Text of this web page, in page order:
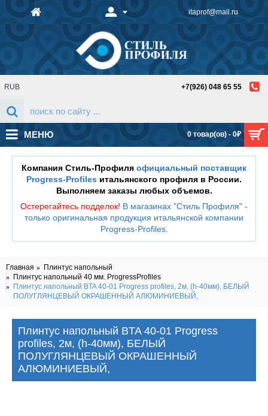
itaprof@mail.ru
0 товар(ов) - 0₽
RUB +7(926) 048 65 55
МЕНЮ
Компания Стиль-Профиля официальный поставщик
Progress-Profiles итальянского профиля в России.
Выполняем заказы любых объемов.
Остерегайтесь подделок! В магазинах "Стиль Профиля" -
только оригинальная продукция итальянской компании
Progress-Profiles.
Главная
Плинтус напольный
Плинтус напольный 40 мм. ProgressProfiles
Плинтус напольный BTA 40-01 Progress profiles, 2м, (h-40мм), БЕЛЫЙ
ПОЛУГЛЯНЦЕВЫЙ ОКРАШЕННЫЙ АЛЮМИНИЕВЫЙ,
Плинтус напольный BTA 40-01 Progress
profiles, 2м, (h-40мм), БЕЛЫЙ
ПОЛУГЛЯНЦЕВЫЙ ОКРАШЕННЫЙ
АЛЮМИНИЕВЫЙ,